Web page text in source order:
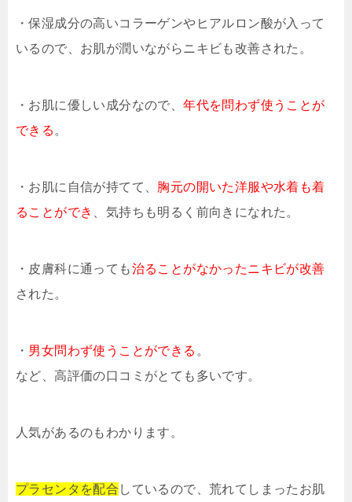
・保湿成分の高いコラーゲンやヒアルロン酸が入って
いるので、お肌が潤いながらニキビも改善された。
・お肌に優しい成分なので、年代を問わず使うことが
できる 。
・お肌に自信が持てて、 胸元の開いた洋服や水着も着
ることができ
、気持ちも明るく前向きになれた。
・皮膚科に通っても治ることがなかったニキビが改善
された。
・ 男女問わず使うことができる 。
など、高評価の口コミがとても多いです。
人気があるのもわかります。
プラセンタを配合 しているので、荒れてしまったお肌